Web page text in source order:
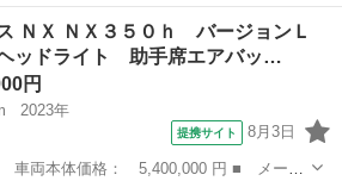
： ＩＳ ■ グレード名： ＩＳ２５０
ントロール ＥＴＣ 運転席エアバッ
ＮＸ ＮＸ３５０ｈ バージョンＬ
ッドライト 助手席エアバッ…
円
2023年
提携サイト 8月3日